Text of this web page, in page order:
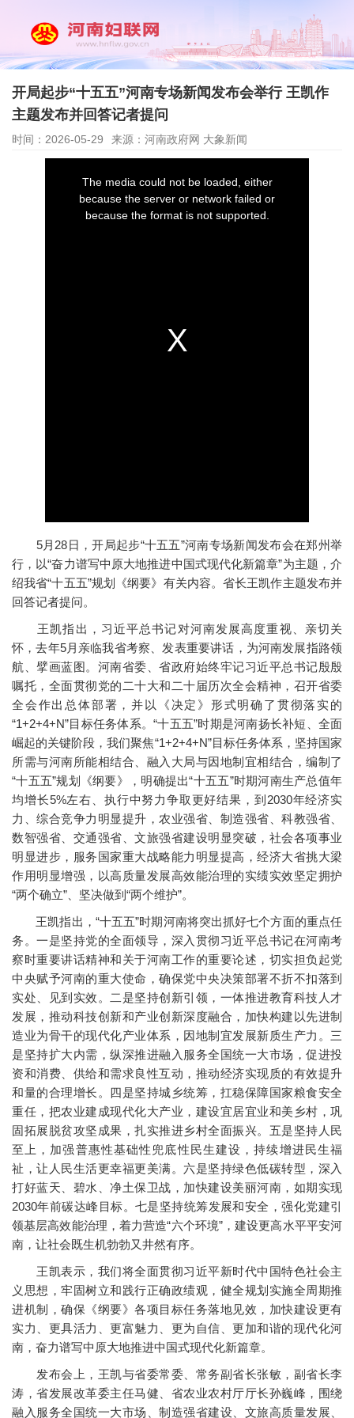
开局起步“十五五”河南专场新闻发布会举行 王凯作
主题发布并回答记者提问
时间：2026-05-29 来源：河南政府网 大象新闻
5月28日，开局起步“十五五”河南专场新闻发布会在郑州举
行，以“奋力谱写中原大地推进中国式现代化新篇章”为主题，介
绍我省“十五五”规划《纲要》有关内容。省长王凯作主题发布并
回答记者提问。
王凯指出，习近平总书记对河南发展高度重视、亲切关
怀，去年5月亲临我省考察、发表重要讲话，为河南发展指路领
航、擘画蓝图。河南省委、省政府始终牢记习近平总书记殷殷
嘱托，全面贯彻党的二十大和二十届历次全会精神，召开省委
全会作出总体部署，并以《决定》形式明确了贯彻落实的
“1+2+4+N”目标任务体系。“十五五”时期是河南扬长补短、全面
崛起的关键阶段，我们聚焦“1+2+4+N”目标任务体系，坚持国家
所需与河南所能相结合、融入大局与因地制宜相结合，编制了
“十五五”规划《纲要》，明确提出“十五五”时期河南生产总值年
均增长5%左右、执行中努力争取更好结果，到2030年经济实
力、综合竞争力明显提升，农业强省、制造强省、科教强省、
数智强省、交通强省、文旅强省建设明显突破，社会各项事业
明显进步，服务国家重大战略能力明显提高，经济大省挑大梁
作用明显增强，以高质量发展高效能治理的实绩实效坚定拥护
“两个确立”、坚决做到“两个维护”。
王凯指出，“十五五”时期河南将突出抓好七个方面的重点任
务。一是坚持党的全面领导，深入贯彻习近平总书记在河南考
察时重要讲话精神和关于河南工作的重要论述，切实担负起党
中央赋予河南的重大使命，确保党中央决策部署不折不扣落到
实处、见到实效。二是坚持创新引领，一体推进教育科技人才
发展，推动科技创新和产业创新深度融合，加快构建以先进制
造业为骨干的现代化产业体系，因地制宜发展新质生产力。三
是坚持扩大内需，纵深推进融入服务全国统一大市场，促进投
资和消费、供给和需求良性互动，推动经济实现质的有效提升
和量的合理增长。四是坚持城乡统筹，扛稳保障国家粮食安全
重任，把农业建成现代化大产业，建设宜居宜业和美乡村，巩
固拓展脱贫攻坚成果，扎实推进乡村全面振兴。五是坚持人民
至上，加强普惠性基础性兜底性民生建设，持续增进民生福
祉，让人民生活更幸福更美满。六是坚持绿色低碳转型，深入
打好蓝天、碧水、净土保卫战，加快建设美丽河南，如期实现
2030年前碳达峰目标。七是坚持统筹发展和安全，强化党建引
领基层高效能治理，着力营造“六个环境”，建设更高水平平安河
南，让社会既生机勃勃又井然有序。
王凯表示，我们将全面贯彻习近平新时代中国特色社会主
义思想，牢固树立和践行正确政绩观，健全规划实施全周期推
进机制，确保《纲要》各项目标任务落地见效，加快建设更有
实力、更具活力、更富魅力、更为自信、更加和谐的现代化河
南，奋力谱写中原大地推进中国式现代化新篇章。
发布会上，王凯与省委常委、常务副省长张敏，副省长李
涛，省发展改革委主任马健、省农业农村厅厅长孙巍峰，围绕
融入服务全国统一大市场、制造强省建设、文旅高质量发展、